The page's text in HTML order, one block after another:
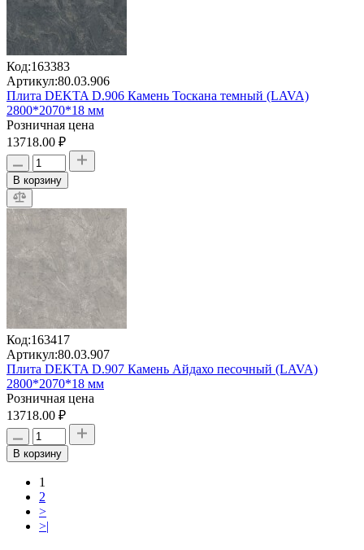
Код:163383
Артикул:80.03.906
Плита DEKTA D.906 Камень Тоскана темный (LAVA)
2800*2070*18 мм
Розничная цена
13718.00 ₽
В корзину
Код:163417
Артикул:80.03.907
Плита DEKTA D.907 Камень Айдахо песочный (LAVA)
2800*2070*18 мм
Розничная цена
13718.00 ₽
В корзину
1
2
>
>|